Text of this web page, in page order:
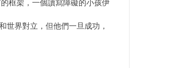
框架，一個讀寫障礙的小孩伊
世界對立，但他們一旦成功，